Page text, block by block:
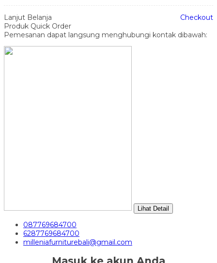
Lanjut Belanja
Checkout
Produk Quick Order
Pemesanan dapat langsung menghubungi kontak dibawah:
Lihat Detail
087769684700
6287769684700
milleniafurniturebali@gmail.com